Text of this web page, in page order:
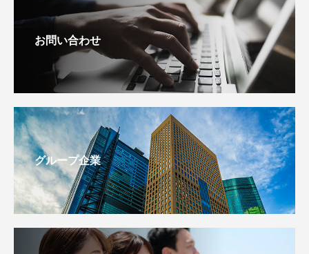
お問い合わせ
グループ企業